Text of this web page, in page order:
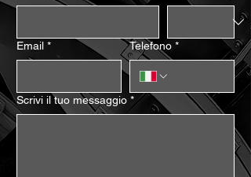
Email * Telefono *
Scrivi il tuo messaggio *